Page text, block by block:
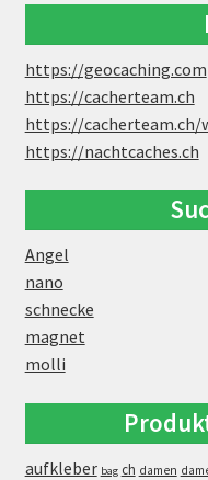
https://geocaching.com
https://cacherteam.ch
https://cacherteam.ch/
https://nachtcaches.ch
Angel
nano
schnecke
magnet
molli
aufkleber bag ch damen